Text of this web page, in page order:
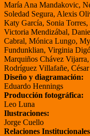
María Ana Mandakovic,
Soledad Segura, Alexis
Katy García, Sonia
Victoria Mendizábal,
Cabral, Mónica Lungo,
Fundunklian, Virginia
Marquiños Chávez
Rodríguez Villafañe,
Diseño y diagramación:
Eduardo Hennings
Producción fotográfica:
Leo Luna
Ilustraciones:
Jorge Cuello
Relaciones